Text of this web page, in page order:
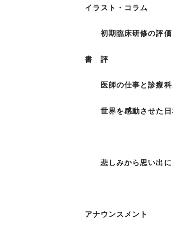
イラスト・コラム
初期臨床
書 評
医師の仕事と
世界を感動させた日
福
悲しみから思い出に
庄
アナウンスメント